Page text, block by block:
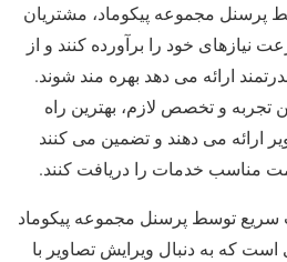
پرسنل مجموعه پیکوماد، مشتریان
نیازهای خود را برآورده کنند و از
ارائه می دهد بهره مند شوند.
تجربه و تخصص لازم، بهترین راه
ارائه می دهند و تضمین می کنند
مناسب خدمات را دریافت کنند.
سریع توسط پرسنل مجموعه پیکوماد
که به دنبال ویرایش تصاویر با